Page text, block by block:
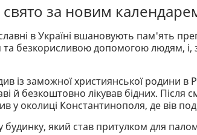
за новим
в Україні вшановують пам'ять
безкорисливою допомогою людям, і,
із заможної християнської родини в
й безкоштовно лікував бідних. Після
у околиці Константинополя, де вів
який став притулком для